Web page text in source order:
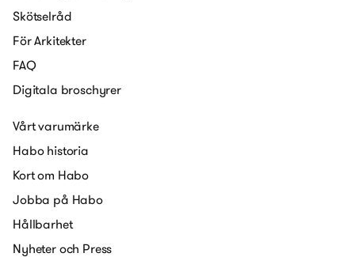
Skötselråd
För Arkitekter
FAQ
Digitala broschyrer
Vårt varumärke
Habo historia
Kort om Habo
Jobba på Habo
Hållbarhet
Nyheter och Press